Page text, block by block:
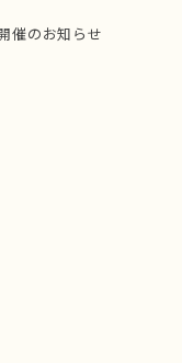
催のお知らせ